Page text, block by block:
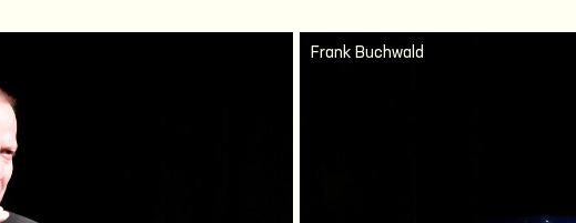
Frank Buchwald